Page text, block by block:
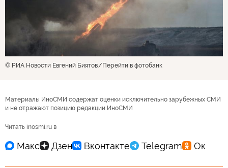
© РИА Новости Евгений Биятов Перейти в фотобанк
Материалы ИноСМИ содержат оценки исключительно зарубежных СМИ
и не отражают позицию редакции ИноСМИ
Читать inosmi.ru в